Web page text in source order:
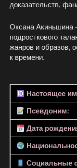
доказательств,
Оксана Акиньшина
подросткового
жанров и образов,
к времени.
Настоящее
Псевдоним:
Дата
Социальные